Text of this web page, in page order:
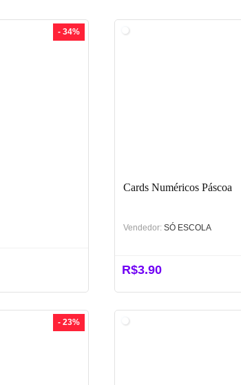
- 34%
Cards Numéricos Páscoa
Vendedor: SÓ ESCOLA
R$3.90
- 23%